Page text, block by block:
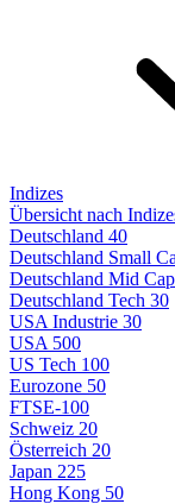
Indizes
Übersicht nach
Deutschland 40
Deutschland Small
Deutschland Mid
Deutschland Tech 30
USA Industrie 30
USA 500
US Tech 100
Eurozone 50
FTSE-100
Schweiz 20
Österreich 20
Japan 225
Hong Kong 50